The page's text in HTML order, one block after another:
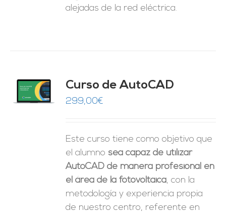
alejadas de la red eléctrica.
Curso de AutoCAD
299,00€
Este curso tiene como objetivo que
el alumno sea capaz de utilizar
AutoCAD de manera profesional en
el área de la fotovoltaica, con la
metodología y experiencia propia
de nuestro centro, referente en